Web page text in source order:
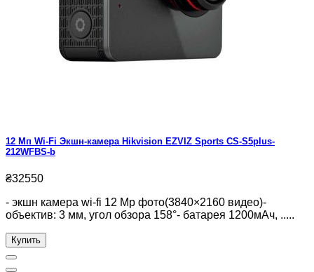
12 Мп Wi-Fi Экшн-камера Hikvision EZVIZ Sports CS-S5plus-
212WFBS-b
₴32550
- экшн камера wi-fi 12 Mp фото(3840×2160 видео)-
объектив: 3 мм, угол обзора 158°- батарея 1200мАч, .....
Купить